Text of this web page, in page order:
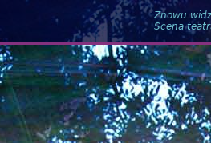
Znowu
Scena